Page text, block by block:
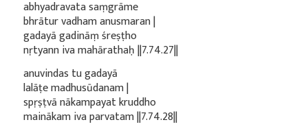
abhyadravata saṃgrāme
bhrātur vadham anusmaran |
gadayā gadināṃ śreṣṭho
nṛtyann iva mahārathaḥ ||7.74.27||
anuvindas tu gadayā
lalāṭe madhusūdanam |
spṛṣṭvā nākampayat kruddho
mainākam iva parvatam ||7.74.28||